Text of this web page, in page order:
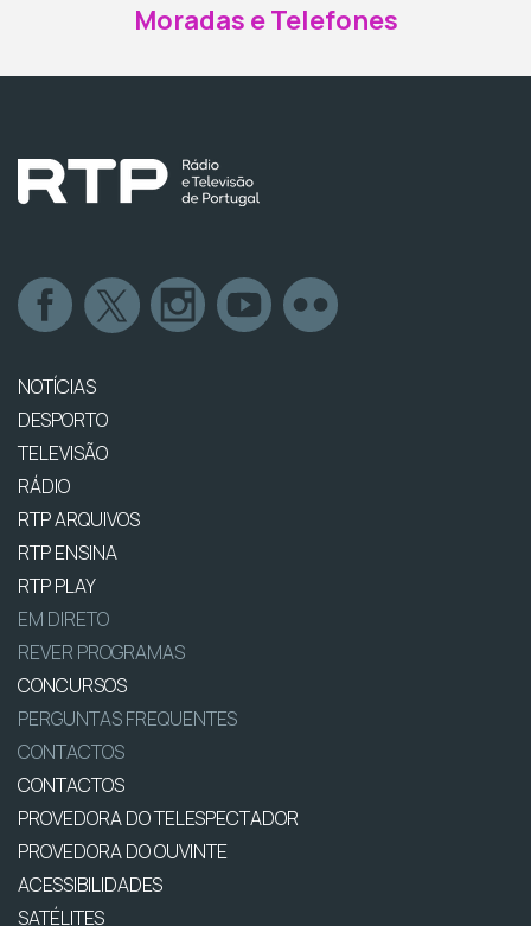
Moradas e Telefones
NOTÍCIAS
DESPORTO
TELEVISÃO
RÁDIO
RTP ARQUIVOS
RTP ENSINA
RTP PLAY
EM DIRETO
REVER PROGRAMAS
CONCURSOS
PERGUNTAS FREQUENTES
CONTACTOS
CONTACTOS
PROVEDORA DO TELESPECTADOR
PROVEDORA DO OUVINTE
ACESSIBILIDADES
SATÉLITES